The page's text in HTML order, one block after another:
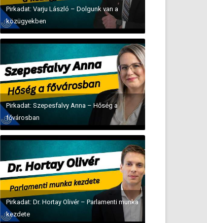
Pirkadat: Varju László – Dolgunk van a
közügyekben
Pirkadat: Szepesfalvy Anna – Hőség a
fővárosban
Pirkadat: Dr. Hortay Olivér – Parlamenti munka
kezdete